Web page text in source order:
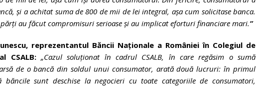
și a achitat suma de 800 de mii de lei integral, așa cum solicitase banca.
au făcut compromisuri serioase și au implicat eforturi financiare mari.”
reprezentantul Băncii Naționale a României în Colegiul de
CSALB: „Cazul soluționat în cadrul CSALB, în care regăsim o sumă
de o bancă din soldul unui consumator, arată două lucruri: în primul
sunt deschise la negocieri cu toate categoriile de consumatori,